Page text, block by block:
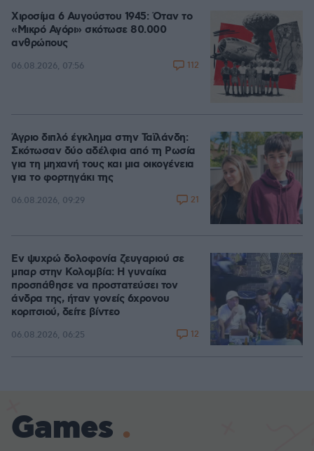
Χιροσίμα 6 Αυγούστου 1945: Όταν το
«Μικρό Αγόρι» σκότωσε 80.000
ανθρώπους
06.08.2026, 07:56 112
Άγριο διπλό έγκλημα στην Ταϊλάνδη:
Σκότωσαν δύο αδέλφια από τη Ρωσία
για τη μηχανή τους και μια οικογένεια
για το φορτηγάκι της
06.08.2026, 09:29 21
Εν ψυχρώ δολοφονία ζευγαριού σε
μπαρ στην Κολομβία: Η γυναίκα
προσπάθησε να προστατεύσει τον
άνδρα της, ήταν γονείς 6χρονου
κοριτσιού, δείτε βίντεο
06.08.2026, 06:25 12
Games